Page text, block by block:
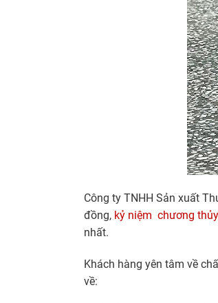
Công ty TNHH Sản xuất
đồng, kỷ niệm chương
nhất.
Khách hàng yên tâm về
về: